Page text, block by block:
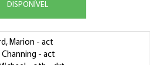
DISPONÍVEL
Marion - act
Channing - act